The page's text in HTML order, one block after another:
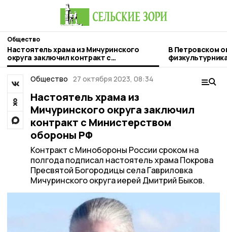
Общество
Настоятель храма из Мичуринского
округа заключил контракт с
Министерством обороны РФ
В Петровском
Общество 27 октября 2023, 08:34
Настоятель храма из
Мичуринского округа заключил
контракт с Министерством
обороны РФ
Контракт с Минобороны России сроком на
полгода подписал настоятель храма Покрова
Пресвятой Богородицы села Гавриловка
Мичуринского округа иерей Дмитрий Быков.